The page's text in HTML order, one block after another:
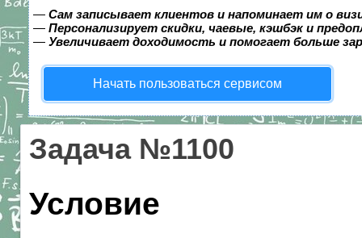
— Сам записывает клиентов и напоминает им о
— Персонализирует скидки, чаевые, кэшбэк и
— Увеличивает доходимость и помогает больше
Начать пользоваться сервисом
Задача №1100
Условие